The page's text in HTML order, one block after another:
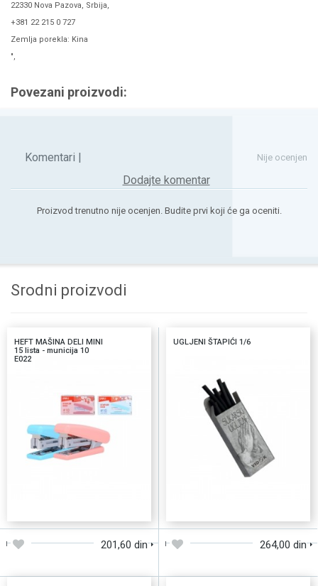
22330 Nova Pazova, Srbija,
+381 22 215 0 727
Zemlja porekla: Kina
",
Povezani proizvodi:
Nije ocenjen
Komentari |
Dodajte komentar
Proizvod trenutno nije ocenjen. Budite prvi koji će ga oceniti.
Srodni proizvodi
HEFT MAŠINA DELI MINI
15 lista - municija 10
E022
201,60 din
UGLJENI ŠTAPIĆI 1/6
264,00 din